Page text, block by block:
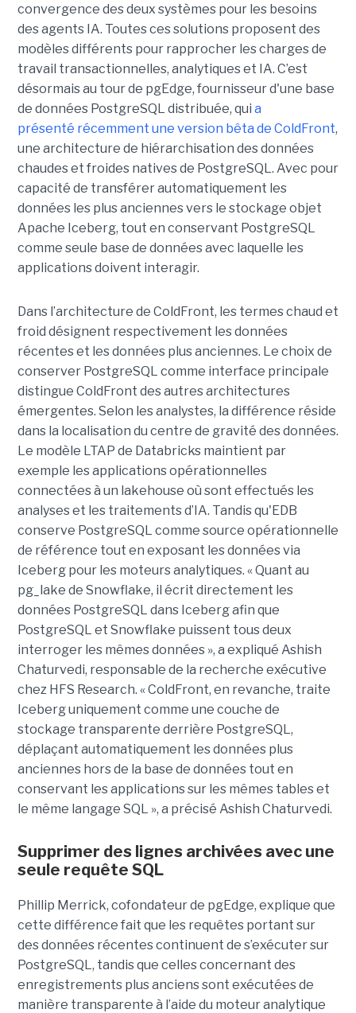
convergence des deux systèmes pour les besoins
des agents IA. Toutes ces solutions proposent des
modèles différents pour rapprocher les charges de
travail transactionnelles, analytiques et IA. C’est
désormais au tour de pgEdge, fournisseur d'une base
de données PostgreSQL distribuée, qui a
présenté récemment une version bêta de ColdFront,
une architecture de hiérarchisation des données
chaudes et froides natives de PostgreSQL. Avec pour
capacité de transférer automatiquement les
données les plus anciennes vers le stockage objet
Apache Iceberg, tout en conservant PostgreSQL
comme seule base de données avec laquelle les
applications doivent interagir.
Dans l’architecture de ColdFront, les termes chaud et
froid désignent respectivement les données
récentes et les données plus anciennes. Le choix de
conserver PostgreSQL comme interface principale
distingue ColdFront des autres architectures
émergentes. Selon les analystes, la différence réside
dans la localisation du centre de gravité des données.
Le modèle LTAP de Databricks maintient par
exemple les applications opérationnelles
connectées à un lakehouse où sont effectués les
analyses et les traitements d’IA. Tandis qu'EDB
conserve PostgreSQL comme source opérationnelle
de référence tout en exposant les données via
Iceberg pour les moteurs analytiques. « Quant au
pg_lake de Snowflake, il écrit directement les
données PostgreSQL dans Iceberg afin que
PostgreSQL et Snowflake puissent tous deux
interroger les mêmes données », a expliqué Ashish
Chaturvedi, responsable de la recherche exécutive
chez HFS Research. « ColdFront, en revanche, traite
Iceberg uniquement comme une couche de
stockage transparente derrière PostgreSQL,
déplaçant automatiquement les données plus
anciennes hors de la base de données tout en
conservant les applications sur les mêmes tables et
le même langage SQL », a précisé Ashish Chaturvedi.
Supprimer des lignes archivées avec une
seule requête SQL
Phillip Merrick, cofondateur de pgEdge, explique que
cette différence fait que les requêtes portant sur
des données récentes continuent de s’exécuter sur
PostgreSQL, tandis que celles concernant des
enregistrements plus anciens sont exécutées de
manière transparente à l’aide du moteur analytique